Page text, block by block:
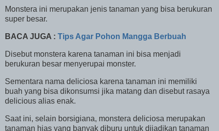
Monstera ini merupakan jenis tanaman yang bisa berukuran
super besar.
BACA JUGA : Tips Agar Pohon Mangga Berbuah
Disebut monstera karena tanaman ini bisa menjadi
berukuran besar menyerupai monster.
Sementara nama deliciosa karena tanaman ini memiliki
buah yang bisa dikonsumsi jika matang dan disebut rasaya
delicious alias enak.
Saat ini, selain borsigiana, monstera deliciosa merupakan
tanaman hias yang banyak diburu untuk dijadikan tanaman